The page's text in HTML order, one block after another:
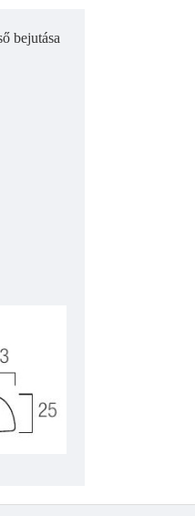
bejutása